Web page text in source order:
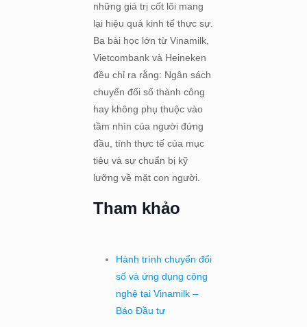
những giá trị cốt lõi mang
lại hiệu quả kinh tế thực sự.
Ba bài học lớn từ Vinamilk,
Vietcombank và Heineken
đều chỉ ra rằng: Ngân sách
chuyển đổi số thành công
hay không phụ thuộc vào
tầm nhìn của người đứng
đầu, tính thực tế của mục
tiêu và sự chuẩn bị kỹ
lưỡng về mặt con người.
Tham khảo
Hành trình chuyển đổi
số và ứng dụng công
nghệ tại Vinamilk –
Báo Đầu tư